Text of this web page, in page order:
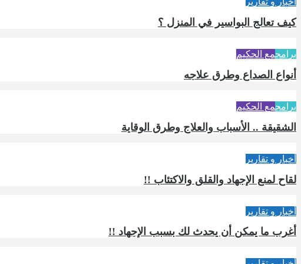
كيف تعالج البواسير في المنزل ؟
برامجمع الحكيم
أنواع الصداع وطرق علاجه
برامجمع الحكيم
الشقيقة .. الأسباب والعلاج وطرق الوقاية
أخبار و تقارير
لقاح لمنع الإجهاد والقلق والاكتئاب !!
أخبار و تقارير
أغرب ما يمكن أن يحدث لك بسبب الإجهاد !!